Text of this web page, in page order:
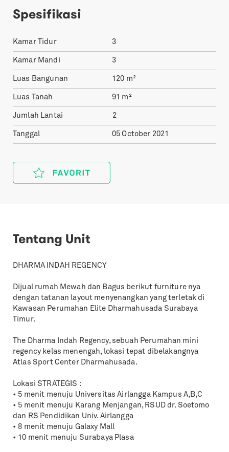
Spesifikasi
Kamar Tidur 3
Kamar Mandi 3
Luas Bangunan 120 m²
Luas Tanah 91 m²
Jumlah Lantai 2
Tanggal 05 October 2021
Tentang Unit
DHARMA INDAH REGENCY
Dijual rumah Mewah dan Bagus berikut furniture nya
dengan tatanan layout menyenangkan yang terletak di
Kawasan Perumahan Elite Dharmahusada Surabaya
Timur.
The Dharma Indah Regency, sebuah Perumahan mini
regency kelas menengah, lokasi tepat dibelakangnya
Atlas Sport Center Dharmahusada.
Lokasi STRATEGIS :
• 5 menit menuju Universitas Airlangga Kampus A,B,C
• 5 menit menuju Karang Menjangan, RSUD dr. Soetomo
dan RS Pendidikan Univ. Airlangga
• 8 menit menuju Galaxy Mall
• 10 menit menuju Surabaya Plasa